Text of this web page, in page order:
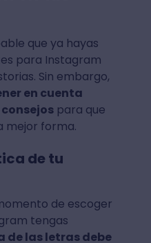
que ya hayas
para Instagram
Sin embargo,
en cuenta
para que
mejor forma.
de tu
de escoger
tengas
de las letras debe